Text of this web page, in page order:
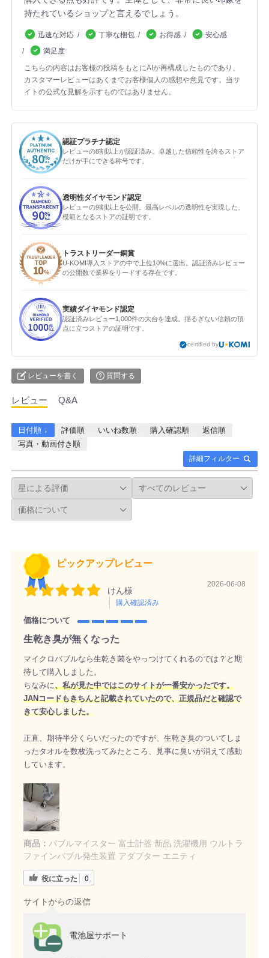
持たれているショップと言えるでしょう。
迅速な対応 丁寧な梱包 お得感
安心感
満足度
こちらの内容はお客様の投稿をもとにAIが再構成したものであり、
カスタマーレビューはあくまでお客様個人の感想や意見です。当サ
イトの公式な見解を示すものではありません。
認証プラチナ認定
レビューの8割以上が認証済み。卓越した信頼性を誇るストア
だけが手にできる称号です。
透明性ダイヤモンド認定
レビューの9割以上を公開。最高レベルの透明性を実現した、
模範となるストアの証明です。
トラストリーダー銅賞
U-KOMI導入ストアの中で上位10%に選出。認証済みレビュー
の公開数で業界をリードする存在です。
実績ダイヤモンド認定
認証済みレビュー1,000件の大台を達成。揺るぎない信頼の頂
点に立つストアの証明です。
certified by
レビューを書く 質問する
レビュー Q&A
詳細フィルター
日付順 ↓ 評価順 いいね数順 購入確認順
返信順
写真・動画付き順
ピックアップレビュー
けん様
購入確認済み
2026-06-08
価格について
生乾き臭が無くなった
マイクロバブルなら生乾き菌をやっつけてくれるのでは？と期
待して購入しました。
ちなみに、私が見た中ではこのサイトが一番安かったです。
JANコードもきちんと記載されていたので、正規品だと確認で
きて安心しました。
正直、期待半分くらいだったのですが、生乾き臭のついてしま
ったタオルを数枚洗ってみたところ、見事に臭いが消えて感動
しています。
商品： バブルマイスター 富士計器 新品 洗濯機用 ウルトラ
ファインバブル発生装置 アダプター エニティ
役に立った 0
サイトからの返信
電池屋サポート